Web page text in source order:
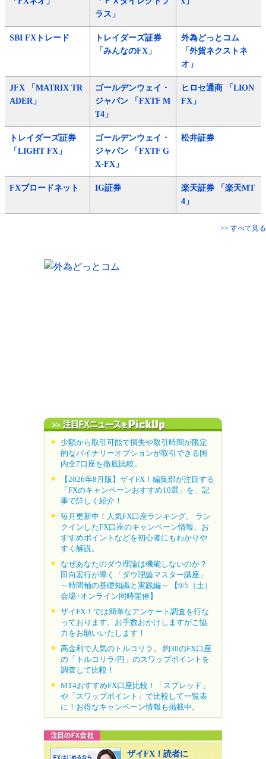
ラス」
SBI FXトレード
トレイダーズ証券
「みんなのFX」
外為どっとコム
「外貨ネクストネ
オ」
JFX 「MATRIX TR
ADER」
ゴールデンウェイ・
ジャパン 「FXTF M
T4」
ヒロセ通商 「LION
FX」
トレイダーズ証券
「LIGHT FX」
ゴールデンウェイ・
ジャパン 「FXTF G
X-FX」
松井証券
FXブロードネット IG証券
楽天証券 「楽天MT
4」
>> すべて見る
少額から取引可能で損失や取引時間が限定
的なバイナリーオプションが取引できる国
内全7口座を徹底比較。
【2026年8月版】ザイFX！編集部が注目する
「FXのキャンペーンおすすめ10選」を、記
事で詳しく紹介！
毎月更新中！人気FX口座ランキング。 ラン
クインしたFX口座のキャンペーン情報、お
すすめポイントなどを初心者にもわかりや
すく解説。
なぜあなたのダウ理論は機能しないのか？
田向宏行が導く「ダウ理論マスター講座」
～時間軸の基礎知識と実践編～ 【9/5（土）
会場+オンライン同時開催】
ザイFX！では簡単なアンケート調査を行な
っております。お手数おかけしますがご協
力をお願いいたします！
高金利で人気のトルコリラ。 約30のFX口座
の「トルコリラ/円」のスワップポイントを
調査して比較！
MT4おすすめFX口座比較！「スプレッド」
や「スワップポイント」で比較して一覧表
に！お得なキャンペーン情報も掲載中。
ザイFX！読者に